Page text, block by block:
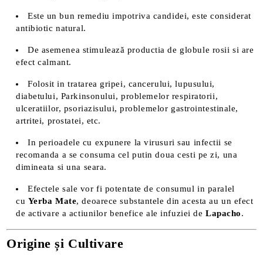
Este un bun remediu impotriva candidei, este considerat
antibiotic natural.
De asemenea stimulează productia de globule rosii si are
efect calmant.
Folosit in tratarea gripei, cancerului, lupusului,
diabetului, Parkinsonului, problemelor respiratorii,
ulceratiilor, psoriazisului, problemelor gastrointestinale,
artritei, prostatei, etc.
In perioadele cu expunere la virusuri sau infectii se
recomanda a se consuma cel putin doua cesti pe zi, una
dimineata si una seara.
Efectele sale vor fi potentate de consumul in paralel
cu Yerba Mate, deoarece substantele din acesta au un efect
de activare a actiunilor benefice ale infuziei de Lapacho.
Origine și Cultivare